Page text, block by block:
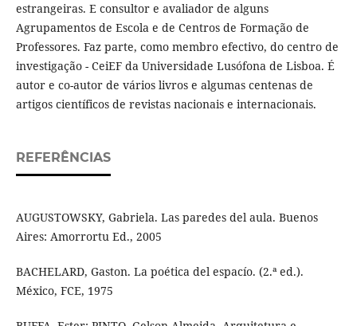
estrangeiras. E consultor e avaliador de alguns
Agrupamentos de Escola e de Centros de Formação de
Professores. Faz parte, como membro efectivo, do centro de
investigação - CeiEF da Universidade Lusófona de Lisboa. É
autor e co-autor de vários livros e algumas centenas de
artigos científicos de revistas nacionais e internacionais.
REFERÊNCIAS
AUGUSTOWSKY, Gabriela. Las paredes del aula. Buenos
Aires: Amorrortu Ed., 2005
BACHELARD, Gaston. La poética del espacío. (2.ª ed.).
México, FCE, 1975